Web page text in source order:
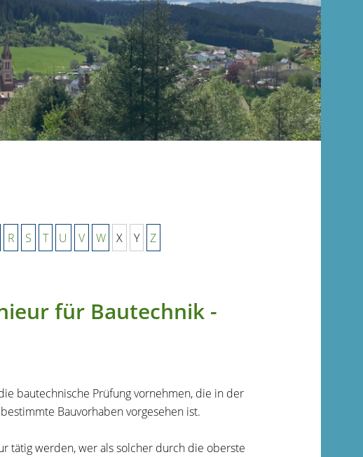
R S T U V W X Y Z
für Bautechnik -
bautechnische Prüfung vornehmen, die in der
Bauvorhaben vorgesehen ist.
tätig werden, wer als solcher durch die oberste